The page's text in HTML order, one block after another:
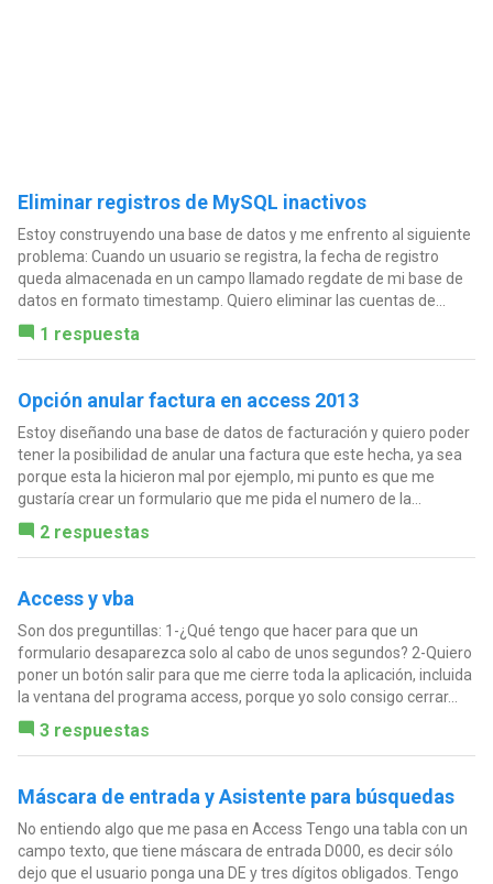
Eliminar registros de MySQL inactivos
Estoy construyendo una base de datos y me enfrento al siguiente
problema: Cuando un usuario se registra, la fecha de registro
queda almacenada en un campo llamado regdate de mi base de
datos en formato timestamp. Quiero eliminar las cuentas de...
1 respuesta
Opción anular factura en access 2013
Estoy diseñando una base de datos de facturación y quiero poder
tener la posibilidad de anular una factura que este hecha, ya sea
porque esta la hicieron mal por ejemplo, mi punto es que me
gustaría crear un formulario que me pida el numero de la...
2 respuestas
Access y vba
Son dos preguntillas: 1-¿Qué tengo que hacer para que un
formulario desaparezca solo al cabo de unos segundos? 2-Quiero
poner un botón salir para que me cierre toda la aplicación, incluida
la ventana del programa access, porque yo solo consigo cerrar...
3 respuestas
Máscara de entrada y Asistente para búsquedas
No entiendo algo que me pasa en Access Tengo una tabla con un
campo texto, que tiene máscara de entrada D000, es decir sólo
dejo que el usuario ponga una DE y tres dígitos obligados. Tengo